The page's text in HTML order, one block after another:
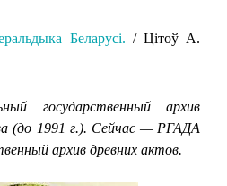
Беларусi. / Цiтоў А.
государственный архив
(до 1991 г.). Сейчас — РГАДА
архив древних актов.